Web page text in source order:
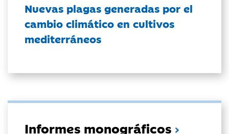
Nuevas plagas generadas por el
cambio climático en cultivos
mediterráneos
Informes monográficos